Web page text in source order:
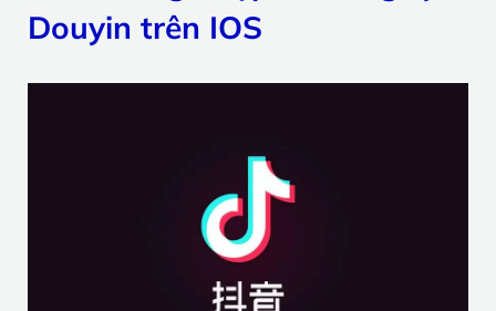
Douyin trên IOS